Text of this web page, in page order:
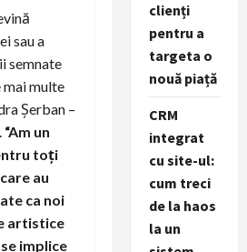
sau a
semnate
multe
Șerban –
. “Am un
toți
au
ca noi
artistice
implice
clienți
pentru a
targeta o
nouă piață
CRM
integrat
cu site-ul:
cum treci
de la haos
la un